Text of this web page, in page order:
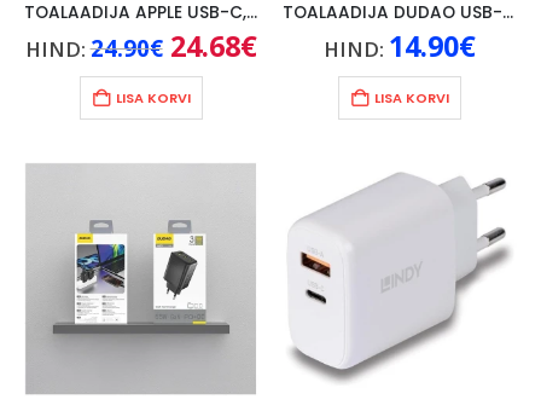
TOALAADIJA APPLE USB-C, 20W
HIND:24.90€ Algne
hind
oli:
24.90€.
24.68€Praegune
LISA KORVI
TOALAADIJA DUDAO USB-A+ USB-C, 35W, MUST
HIND: 14.90€
LISA KORVI